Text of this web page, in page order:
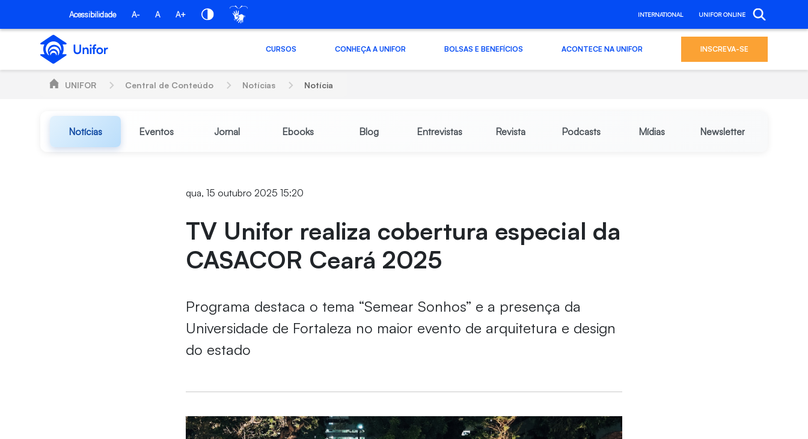
Pular para o Conteúdo principal
Acessibilidade A- A A+ INTERNATIONAL UNIFOR ONLINE
CURSOS CONHEÇA A UNIFOR BOLSAS E BENEFÍCIOS ACONTECE NA UNIFOR INSCREVA-SE
UNIFOR Central de Conteúdo Notícias Notícia
Notícias Eventos Jornal Ebooks Blog Entrevistas Revista Podcasts Mídias Newsletter
qua, 15 outubro 2025 15:20
TV Unifor realiza cobertura especial da
CASACOR Ceará 2025
Programa destaca o tema “Semear Sonhos” e a presença da
Universidade de Fortaleza no maior evento de arquitetura e design
do estado